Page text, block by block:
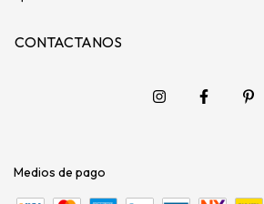
CONTACTANOS
Medios de pago